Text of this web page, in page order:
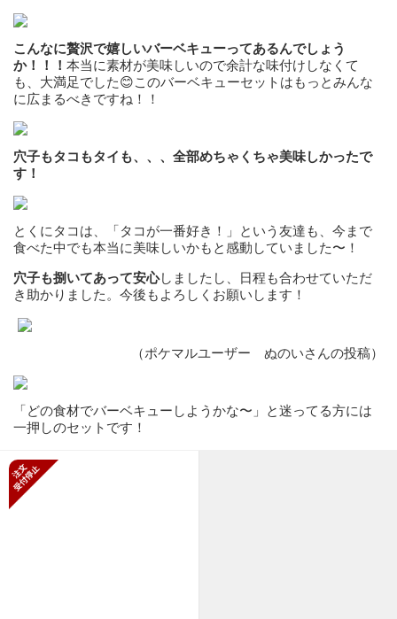
こんなに贅沢で嬉しいバーベキューってあるんでしょう
か！！！ 本当に素材が美味しいので余計な味付けしなくて
も、大満足でした😊このバーベキューセットはもっとみんな
に広まるべきですね！！
穴子もタコもタイも、、、全部めちゃくちゃ美味しかったで
す！
とくにタコは、「タコが一番好き！」という友達も、今まで
食べた中でも本当に美味しいかもと感動していました〜！
穴子も捌いてあって安心しましたし、日程も合わせていただ
き助かりました。今後もよろしくお願いします！
（ポケマルユーザー ぬのいさんの投稿）
「どの食材でバーベキューしようかな〜」と迷ってる方には
一押しのセットです！